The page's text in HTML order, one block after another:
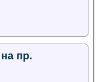
пр.